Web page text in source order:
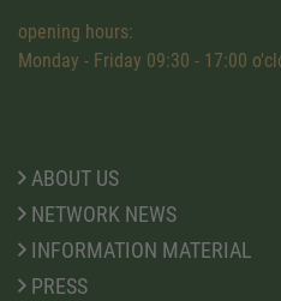
opening hours:
Monday - Friday 09:30 - 17:00
ABOUT US
NETWORK NEWS
INFORMATION MATERIAL
PRESS